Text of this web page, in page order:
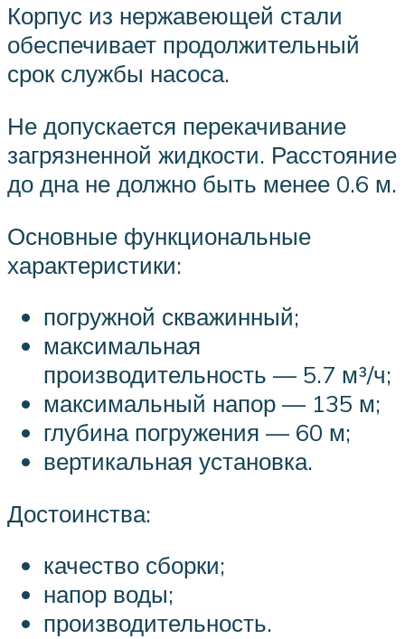
Корпус из нержавеющей стали
обеспечивает продолжительный
срок службы насоса.
Не допускается перекачивание
загрязненной жидкости. Расстояние
до дна не должно быть менее 0.6 м.
Основные функциональные
характеристики:
погружной скважинный;
максимальная
производительность — 5.7 м³/ч;
максимальный напор — 135 м;
глубина погружения — 60 м;
вертикальная установка.
Достоинства:
качество сборки;
напор воды;
производительность.